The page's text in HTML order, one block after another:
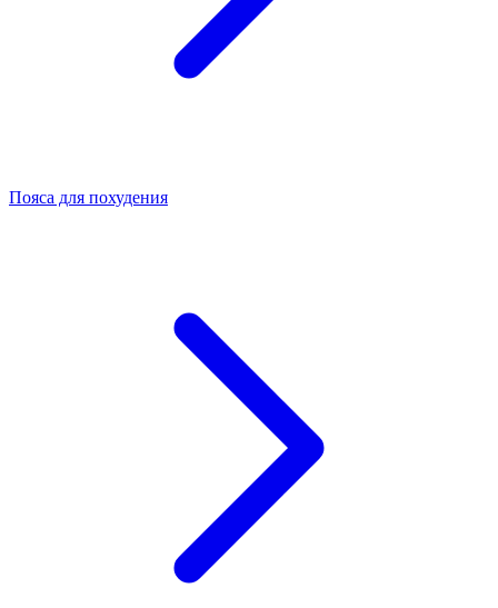
Пояса для похудения